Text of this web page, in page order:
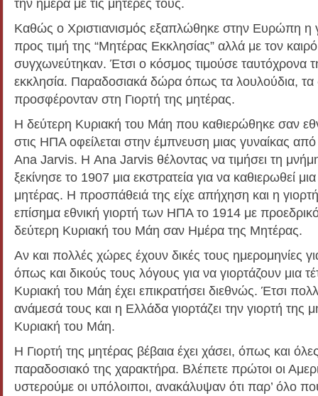
την ημέρα με τις μητέρες τους.
Καθώς ο Χριστιανισμός εξαπλώθηκε στην Ευρώπη η
προς τιμή της “Μητέρας Εκκλησίας” αλλά με τον
συγχωνεύτηκαν. Έτσι ο κόσμος τιμούσε ταυτόχρονα
εκκλησία. Παραδοσιακά δώρα όπως τα λουλούδια, τα
προσφέρονταν στη Γιορτή της μητέρας.
Η δεύτερη Κυριακή του Μάη που καθιερώθηκε σαν
στις ΗΠΑ οφείλεται στην έμπνευση μιας γυναίκας
Ana Jarvis. Η Ana Jarvis θέλοντας να τιμήσει τη
ξεκίνησε το 1907 μια εκστρατεία για να καθιερωθεί
μητέρας. Η προσπάθειά της είχε απήχηση και η
επίσημα εθνική γιορτή των ΗΠΑ το 1914 με
δεύτερη Κυριακή του Μάη σαν Ημέρα της Μητέρας.
Αν και πολλές χώρες έχουν δικές τους ημερομηνίες
όπως και δικούς τους λόγους για να γιορτάζουν μια
Κυριακή του Μάη έχει επικρατήσει διεθνώς. Έτσι
ανάμεσά τους και η Ελλάδα γιορτάζει την γιορτή της
Κυριακή του Μάη.
Η Γιορτή της μητέρας βέβαια έχει χάσει, όπως και
παραδοσιακό της χαρακτήρα. Βλέπετε πρώτοι οι
υστερούμε οι υπόλοιποι, ανακάλυψαν ότι παρ’ όλο